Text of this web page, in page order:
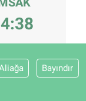
Bayındır